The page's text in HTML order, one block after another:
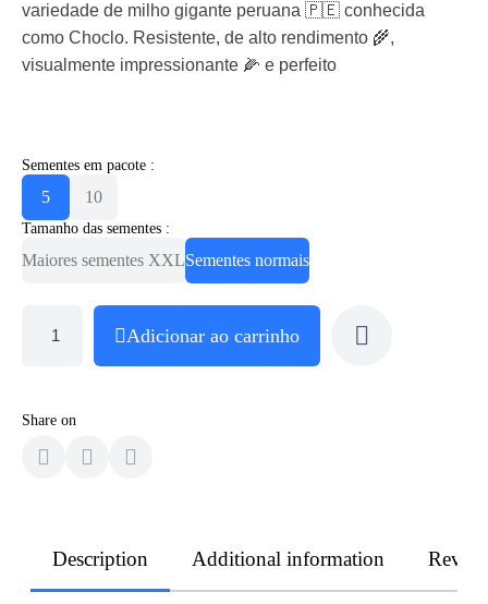
variedade de milho gigante peruana 🇵🇪 conhecida
como Choclo. Resistente, de alto rendimento 🌾,
visualmente impressionante 🌽 e perfeito
Sementes em pacote :
5 10
Tamanho das sementes :
Maiores sementes XXLSementes normais
Adicionar ao carrinho
Share on
Description Additional information